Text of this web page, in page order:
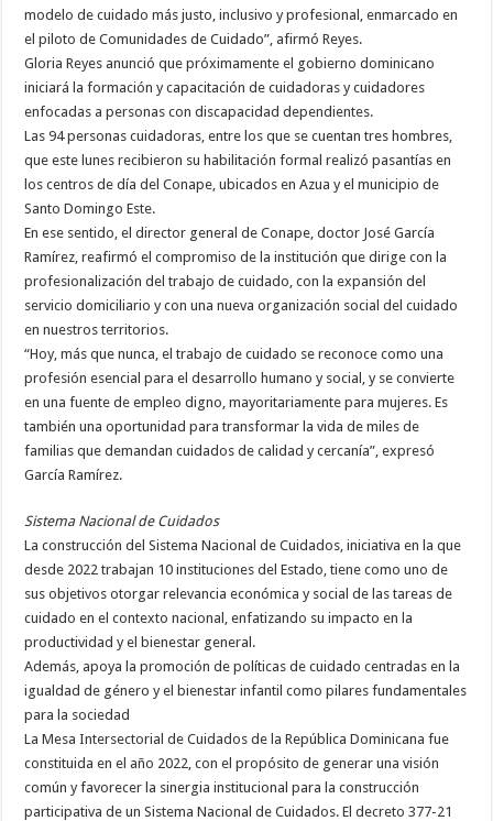
modelo de cuidado más justo, inclusivo y profesional, enmarcado en
el piloto de Comunidades de Cuidado”, afirmó Reyes.
Gloria Reyes anunció que próximamente el gobierno dominicano
iniciará la formación y capacitación de cuidadoras y cuidadores
enfocadas a personas con discapacidad dependientes.
Las 94 personas cuidadoras, entre los que se cuentan tres hombres,
que este lunes recibieron su habilitación formal realizó pasantías en
los centros de día del Conape, ubicados en Azua y el municipio de
Santo Domingo Este.
En ese sentido, el director general de Conape, doctor José García
Ramírez, reafirmó el compromiso de la institución que dirige con la
profesionalización del trabajo de cuidado, con la expansión del
servicio domiciliario y con una nueva organización social del cuidado
en nuestros territorios.
“Hoy, más que nunca, el trabajo de cuidado se reconoce como una
profesión esencial para el desarrollo humano y social, y se convierte
en una fuente de empleo digno, mayoritariamente para mujeres. Es
también una oportunidad para transformar la vida de miles de
familias que demandan cuidados de calidad y cercanía”, expresó
García Ramírez.
Sistema Nacional de Cuidados
La construcción del Sistema Nacional de Cuidados, iniciativa en la que
desde 2022 trabajan 10 instituciones del Estado, tiene como uno de
sus objetivos otorgar relevancia económica y social de las tareas de
cuidado en el contexto nacional, enfatizando su impacto en la
productividad y el bienestar general.
Además, apoya la promoción de políticas de cuidado centradas en la
igualdad de género y el bienestar infantil como pilares fundamentales
para la sociedad
La Mesa Intersectorial de Cuidados de la República Dominicana fue
constituida en el año 2022, con el propósito de generar una visión
común y favorecer la sinergia institucional para la construcción
participativa de un Sistema Nacional de Cuidados. El decreto 377-21